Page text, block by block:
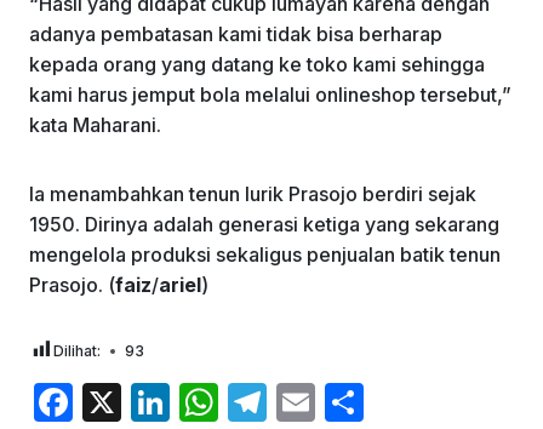
adanya pembatasan kami tidak bisa berharap
kepada orang yang datang ke toko kami sehingga
kami harus jemput bola melalui onlineshop tersebut,”
kata Maharani.
Ia menambahkan tenun lurik Prasojo berdiri sejak
1950. Dirinya adalah generasi ketiga yang sekarang
mengelola produksi sekaligus penjualan batik tenun
Prasojo. (faiz/ariel)
Dilihat: 93
F
X
Li W T
E